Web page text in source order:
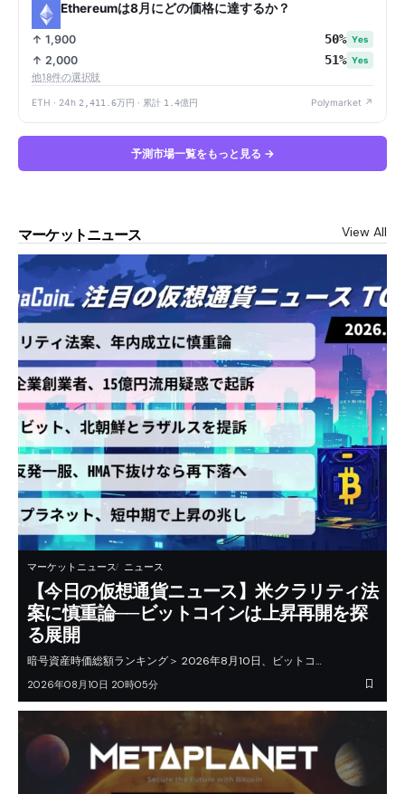
Ethereumは8月にどの価格に達するか？
↑ 1,900 50% Yes
↑ 2,000 51% Yes
他18件の選択肢
ETH · 24h 2,411.6万円 · 累計 1.4億円 Polymarket ↗
予測市場一覧をもっと見る →
マーケットニュース View All
マーケットニュース ニュース
【今日の仮想通貨ニュース】米クラリティ法
案に慎重論──ビットコインは上昇再開を探
る展開
暗号資産時価総額ランキング＞ 2026年8月10日、ビットコ…
2026年08月10日 20時05分